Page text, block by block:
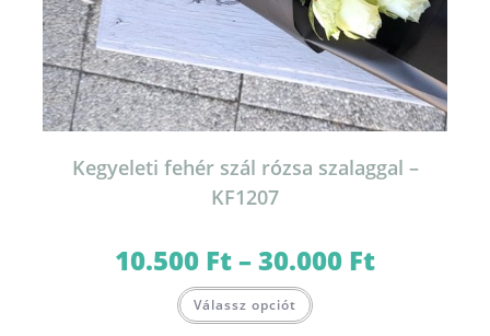
Kegyeleti fehér szál rózsa szalaggal –
KF1207
10.500 Ft–30.000 Ft10.500 Ft
Válassz opciót a